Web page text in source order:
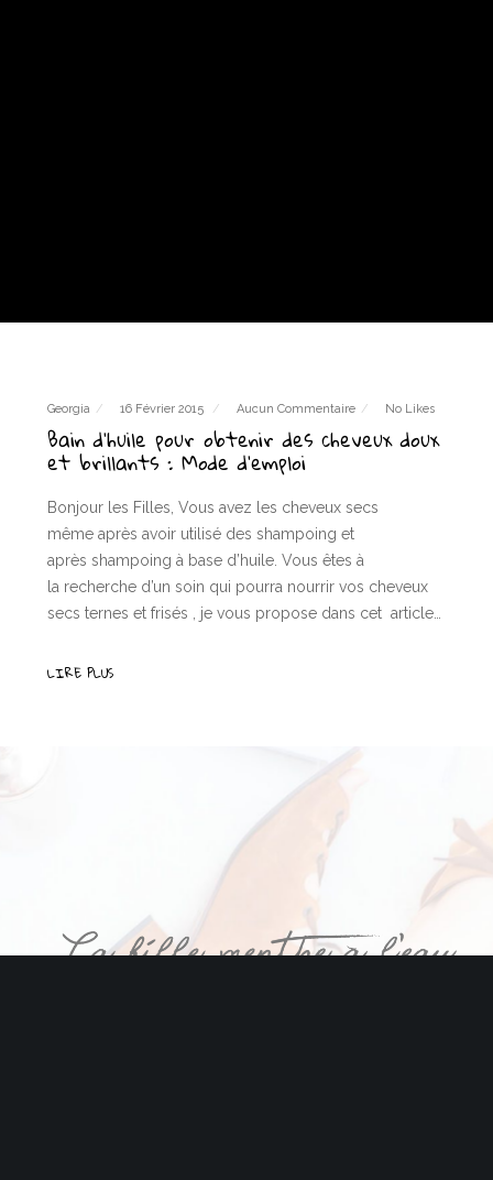
Georgia 16 Février 2015 Aucun Commentaire No Likes
Bain d’huile pour obtenir des cheveux doux
et brillants : Mode d’emploi
Bonjour les Filles, Vous avez les cheveux secs
même après avoir utilisé des shampoing et
après shampoing à base d’huile. Vous êtes à
la recherche d’un soin qui pourra nourrir vos cheveux
secs ternes et frisés , je vous propose dans cet article…
LIRE PLUS